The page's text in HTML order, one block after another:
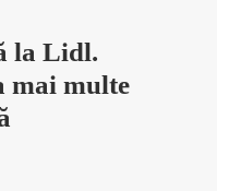
la Lidl.
mai multe